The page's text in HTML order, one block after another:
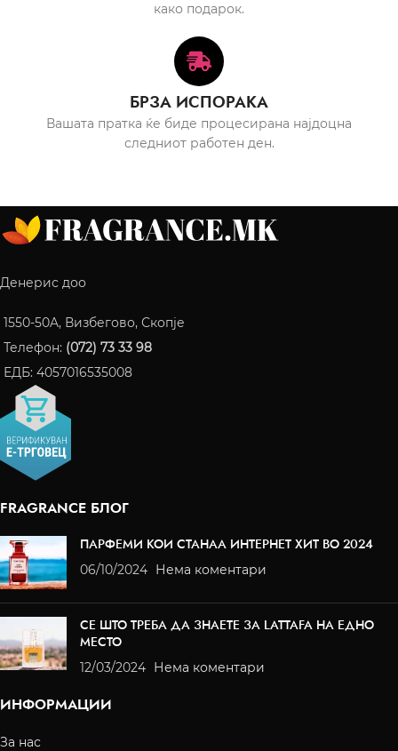
како подарок.
БРЗА ИСПОРАКА
Вашата пратка ќе биде процесирана најдоцна
следниот работен ден.
Денерис доо
1550-50A, Визбегово, Скопје
Телефон: (072) 73 33 98
ЕДБ: 4057016535008
FRAGRANCE БЛОГ
ПАРФЕМИ КОИ СТАНАА ИНТЕРНЕТ ХИТ ВО 2024
06/10/2024 Нема коментари
СЕ ШТО ТРЕБА ДА ЗНАЕТЕ ЗА LATTAFA НА ЕДНО
МЕСТО
12/03/2024 Нема коментари
ИНФОРМАЦИИ
За нас